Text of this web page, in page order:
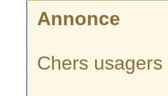
Annonce
Chers